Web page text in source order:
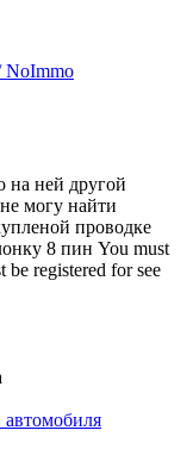
NoImmo
ней другой
могу найти
проводке
8 пин You must
be registered for see